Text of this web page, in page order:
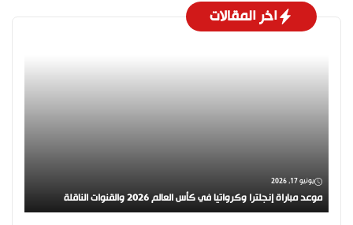
اخر المقالات
يونيو 17, 2026
موعد مباراة إنجلترا وكرواتيا في كأس العالم 2026 والقنوات الناقلة